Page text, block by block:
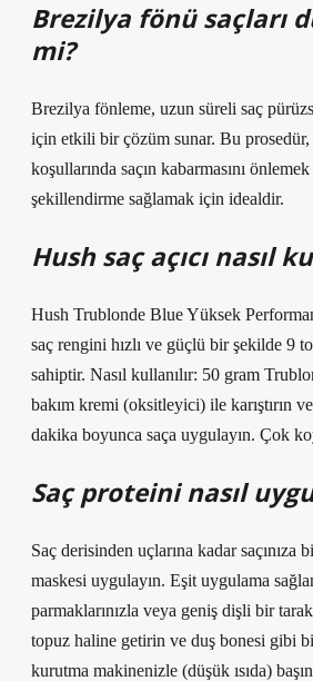
Brezilya fönü saçları
mi?
Brezilya fönleme, uzun süreli saç
için etkili bir çözüm sunar. Bu
koşullarında saçın kabarmasını
şekillendirme sağlamak için idealdir.
Hush saç açıcı nasıl
Hush Trublonde Blue Yüksek
saç rengini hızlı ve güçlü bir şekilde 9
sahiptir. Nasıl kullanılır: 50 gram
bakım kremi (oksitleyici) ile karıştırın
dakika boyunca saça uygulayın. Çok
Saç proteini nasıl
Saç derisinden uçlarına kadar saçınıza
maskesi uygulayın. Eşit uygulama
parmaklarınızla veya geniş dişli bir
topuz haline getirin ve duş bonesi gibi
kurutma makinenizle (düşük ısıda)